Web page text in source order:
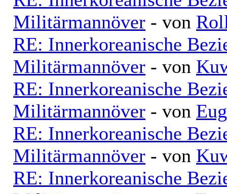
Militärmannöver - von
RE: Innerkoreanische
Militärmannöver - von
RE: Innerkoreanische
Militärmannöver - von
RE: Innerkoreanische
Militärmannöver - von
RE: Innerkoreanische